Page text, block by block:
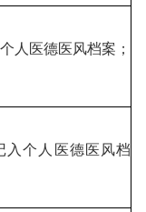
人医德医风档案；
入个人医德医风档